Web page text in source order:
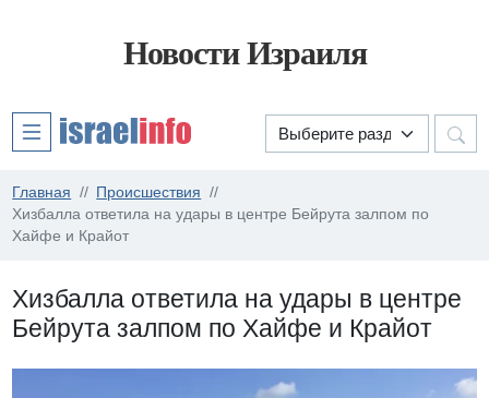
Новости Израиля
Главная
Происшествия
Хизбалла ответила на удары в центре Бейрута залпом по
Хайфе и Крайот
Хизбалла ответила на удары в центре
Бейрута залпом по Хайфе и Крайот